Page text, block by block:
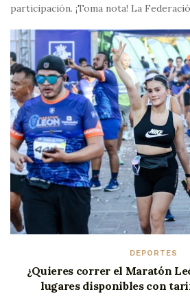
participación. ¡Toma nota! La
DEPORTES
¿Quieres correr el Maratón
lugares disponibles con